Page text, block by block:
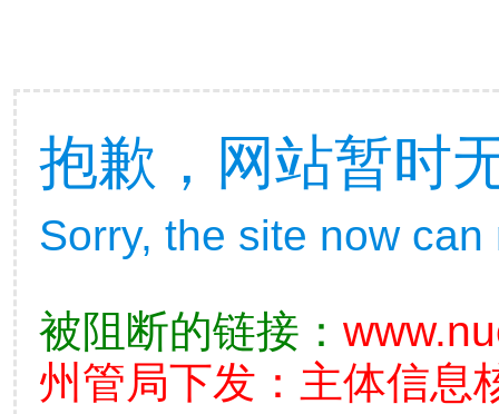
抱歉，网站暂时
Sorry, the site now
被阻断的链接：
州管局下发：主体信息